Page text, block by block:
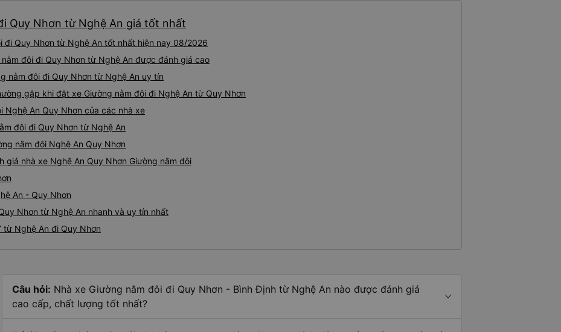
Quy Nhơn từ Nghệ An giá tốt nhất
đi Quy Nhơn từ Nghệ An tốt nhất hiện nay 08/2026
đôi đi Quy Nhơn từ Nghệ An được đánh giá cao
nằm đôi đi Quy Nhơn từ Nghệ An uy tín
gặp khi đặt xe Giường nằm đôi đi Nghệ An từ Quy Nhơn
Nghệ An Quy Nhơn của các nhà xe
đôi đi Quy Nhơn từ Nghệ An
nằm đôi Nghệ An Quy Nhơn
giá nhà xe Nghệ An Quy Nhơn Giường nằm đôi
An - Quy Nhơn
Nhơn từ Nghệ An nhanh và uy tín nhất
Nghệ An đi Quy Nhơn
Câu hỏi: Nhà xe Giường nằm đôi đi Quy Nhơn - Bình Định từ Nghệ An nào được đánh giá
cao cấp, chất lượng tốt nhất?